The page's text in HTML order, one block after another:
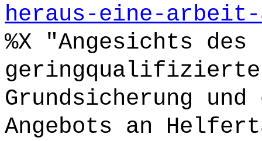
heraus-eine-arbeit-
%X "Angesichts
Grundsicherung
Angebots an